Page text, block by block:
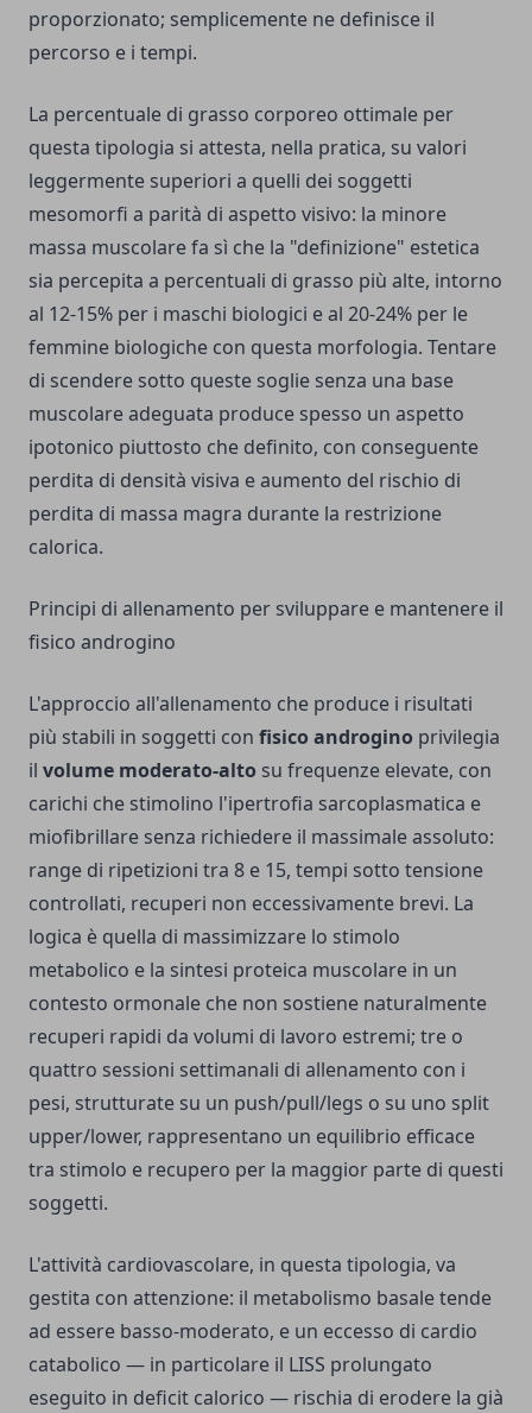
proporzionato; semplicemente ne definisce il
percorso e i tempi.
La percentuale di grasso corporeo ottimale per
questa tipologia si attesta, nella pratica, su valori
leggermente superiori a quelli dei soggetti
mesomorfi a parità di aspetto visivo: la minore
massa muscolare fa sì che la "definizione" estetica
sia percepita a percentuali di grasso più alte, intorno
al 12-15% per i maschi biologici e al 20-24% per le
femmine biologiche con questa morfologia. Tentare
di scendere sotto queste soglie senza una base
muscolare adeguata produce spesso un aspetto
ipotonico piuttosto che definito, con conseguente
perdita di densità visiva e aumento del rischio di
perdita di massa magra durante la restrizione
calorica.
Principi di allenamento per sviluppare e mantenere il
fisico androgino
L'approccio all'allenamento che produce i risultati
più stabili in soggetti con fisico androgino privilegia
il volume moderato-alto su frequenze elevate, con
carichi che stimolino l'ipertrofia sarcoplasmatica e
miofibrillare senza richiedere il massimale assoluto:
range di ripetizioni tra 8 e 15, tempi sotto tensione
controllati, recuperi non eccessivamente brevi. La
logica è quella di massimizzare lo stimolo
metabolico e la sintesi proteica muscolare in un
contesto ormonale che non sostiene naturalmente
recuperi rapidi da volumi di lavoro estremi; tre o
quattro sessioni settimanali di allenamento con i
pesi, strutturate su un push/pull/legs o su uno split
upper/lower, rappresentano un equilibrio efficace
tra stimolo e recupero per la maggior parte di questi
soggetti.
L'attività cardiovascolare, in questa tipologia, va
gestita con attenzione: il metabolismo basale tende
ad essere basso-moderato, e un eccesso di cardio
catabolico — in particolare il LISS prolungato
eseguito in deficit calorico — rischia di erodere la già